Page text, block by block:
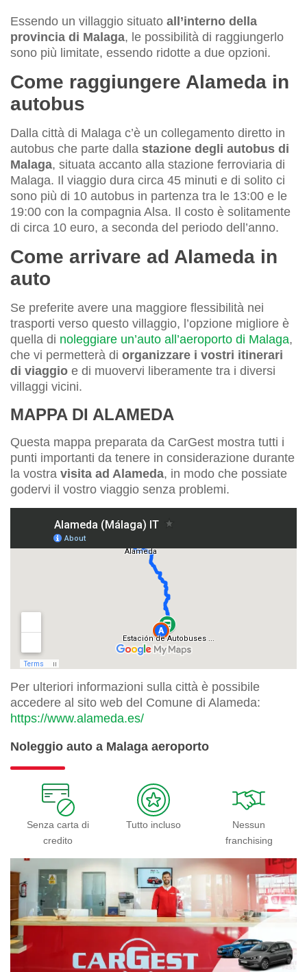
Essendo un villaggio situato all’interno della
provincia di Malaga, le possibilità di raggiungerlo
sono più limitate, essendo ridotte a due opzioni.
Come raggiungere Alameda in
autobus
Dalla città di Malaga c’è un collegamento diretto in
autobus che parte dalla stazione degli autobus di
Malaga, situata accanto alla stazione ferroviaria di
Malaga. Il viaggio dura circa 45 minuti e di solito ci
sono più di 10 autobus in partenza tra le 13:00 e le
19:00 con la compagnia Alsa. Il costo è solitamente
di circa 10 euro, a seconda del periodo dell’anno.
Come arrivare ad Alameda in
auto
Se preferite avere una maggiore flessibilità nei
trasporti verso questo villaggio, l’opzione migliore è
quella di noleggiare un’auto all’aeroporto di Malaga,
che vi permetterà di organizzare i vostri itinerari
di viaggio e di muovervi liberamente tra i diversi
villaggi vicini.
MAPPA DI ALAMEDA
Questa mappa preparata da CarGest mostra tutti i
punti importanti da tenere in considerazione durante
la vostra visita ad Alameda, in modo che possiate
godervi il vostro viaggio senza problemi.
Per ulteriori informazioni sulla città è possibile
accedere al sito web del Comune di Alameda:
https://www.alameda.es/
Noleggio auto a Malaga aeroporto
Senza carta di
credito
Tutto incluso
Nessun
franchising